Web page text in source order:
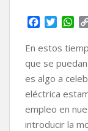
c
e
b
o
o
k
i
t
t
e
r
W
a
t
s
A
p
p
En estos
que se
es algo a
eléctrica
empleo en
introducir la